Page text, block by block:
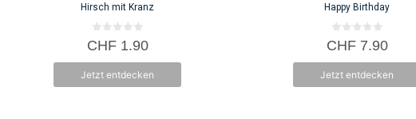
Hirsch mit Kranz
0
v
5
CHF1.90
Jetzt entdecken
Happy Birthday
0
v
5
CHF7.90
Jetzt entdecken